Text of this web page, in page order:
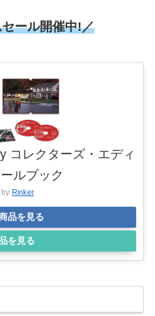
ール開催中!／
コレクターズ・エディ
ルブック
by Rinker
品を見る
を見る